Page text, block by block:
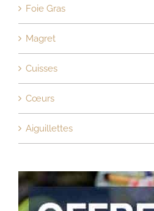
Foie Gras
Magret
Cuisses
Cœurs
Aiguillettes